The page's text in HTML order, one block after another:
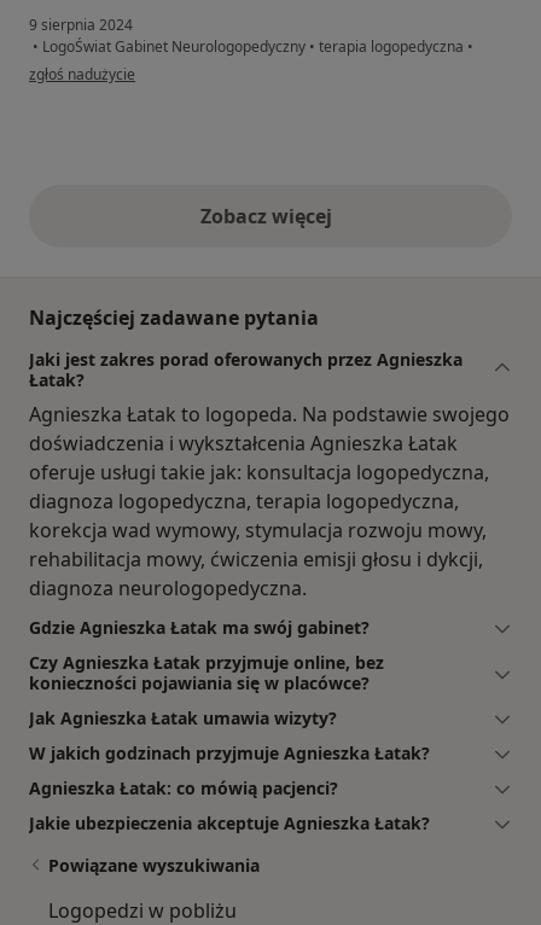
9 sierpnia 2024
• LogoŚwiat Gabinet Neurologopedyczny • terapia logopedyczna •
w opinii użytkownika Katarzyna
zgłoś nadużycie
Zobacz więcejopinie powyżej
Najczęściej zadawane pytania
Jaki jest zakres porad oferowanych przez Agnieszka
Łatak?
Agnieszka Łatak to logopeda. Na podstawie swojego
doświadczenia i wykształcenia Agnieszka Łatak
oferuje usługi takie jak: konsultacja logopedyczna,
diagnoza logopedyczna, terapia logopedyczna,
korekcja wad wymowy, stymulacja rozwoju mowy,
rehabilitacja mowy, ćwiczenia emisji głosu i dykcji,
diagnoza neurologopedyczna.
Gdzie Agnieszka Łatak ma swój gabinet?
Czy Agnieszka Łatak przyjmuje online, bez
konieczności pojawiania się w placówce?
Jak Agnieszka Łatak umawia wizyty?
W jakich godzinach przyjmuje Agnieszka Łatak?
Agnieszka Łatak: co mówią pacjenci?
Jakie ubezpieczenia akceptuje Agnieszka Łatak?
Powiązane wyszukiwania
Logopedzi w pobliżu